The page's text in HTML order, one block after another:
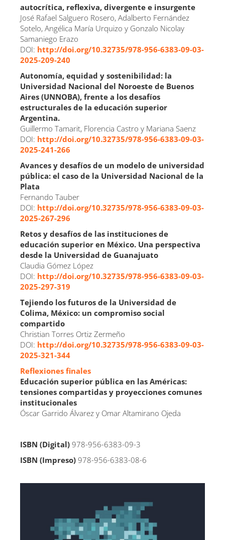
autocrítica, reflexiva, divergente e insurgente
José Rafael Salguero Rosero, Adalberto Fernández
Sotelo, Angélica María Urquizo y Gonzalo Nicolay
Samaniego Erazo
DOI: http://doi.org/10.32735/978-956-6383-09-03-
2025-209-240
Autonomía, equidad y sostenibilidad: la
Universidad Nacional del Noroeste de Buenos
Aires (UNNOBA), frente a los desafíos
estructurales de la educación superior
Argentina.
Guillermo Tamarit, Florencia Castro y Mariana Saenz
DOI: http://doi.org/10.32735/978-956-6383-09-03-
2025-241-266
Avances y desafíos de un modelo de universidad
pública: el caso de la Universidad Nacional de la
Plata
Fernando Tauber
DOI: http://doi.org/10.32735/978-956-6383-09-03-
2025-267-296
Retos y desafíos de las instituciones de
educación superior en México. Una perspectiva
desde la Universidad de Guanajuato
Claudia Gómez López
DOI: http://doi.org/10.32735/978-956-6383-09-03-
2025-297-319
Tejiendo los futuros de la Universidad de
Colima, México: un compromiso social
compartido
Christian Torres Ortiz Zermeño
DOI: http://doi.org/10.32735/978-956-6383-09-03-
2025-321-344
Reflexiones finales
Educación superior pública en las Américas:
tensiones compartidas y proyecciones comunes
institucionales
Óscar Garrido Álvarez y Omar Altamirano Ojeda
ISBN (Digital) 978-956-6383-09-3
ISBN (Impreso) 978-956-6383-08-6